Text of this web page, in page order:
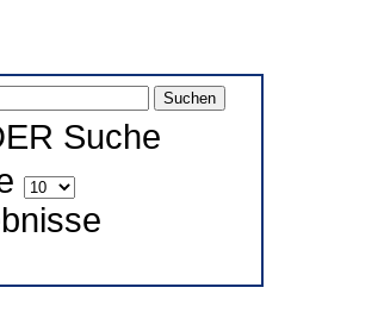
Suche